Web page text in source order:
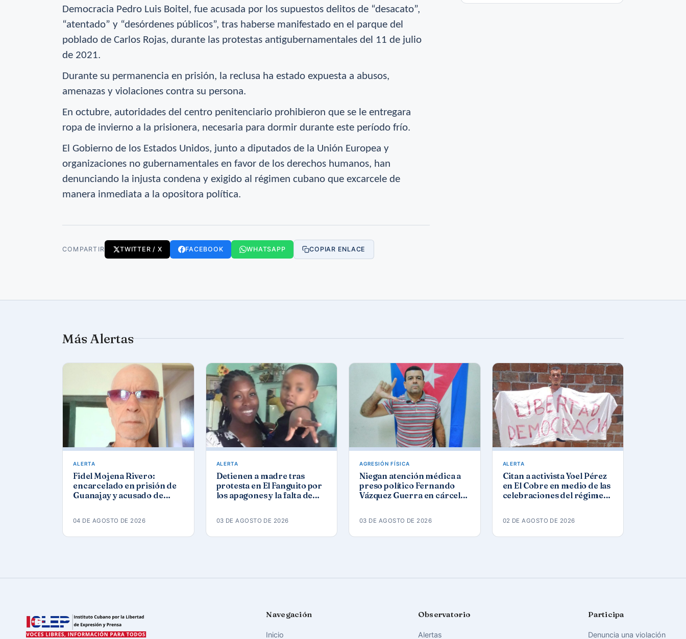
Democracia Pedro Luis Boitel, fue acusada por los supuestos delitos de “desacato”,
“atentado” y “desórdenes públicos”, tras haberse manifestado en el parque del
poblado de Carlos Rojas, durante las protestas antigubernamentales del 11 de julio
de 2021.
Durante su permanencia en prisión, la reclusa ha estado expuesta a abusos,
amenazas y violaciones contra su persona.
En octubre, autoridades del centro penitenciario prohibieron que se le entregara
ropa de invierno a la prisionera, necesaria para dormir durante este período frío.
El Gobierno de los Estados Unidos, junto a diputados de la Unión Europea y
organizaciones no gubernamentales en favor de los derechos humanos, han
denunciando la injusta condena y exigido al régimen cubano que excarcele de
manera inmediata a la opositora política.
COMPARTIR TWITTER / X FACEBOOK WHATSAPP COPIAR ENLACE
Más Alertas
ALERTA
Fidel Mojena Rivero:
encarcelado en prisión de
Guanajay y acusado de
04 DE AGOSTO DE 2026
ALERTA
Detienen a madre tras
protesta en El Fanguito por
los apagones y la falta de
03 DE AGOSTO DE 2026
AGRESIÓN FÍSICA
Niegan atención médica a
preso político Fernando
Vázquez Guerra en cárcel
03 DE AGOSTO DE 2026
ALERTA
Citan a activista Yoel Pérez
en El Cobre en medio de las
celebraciones del régimen
02 DE AGOSTO DE 2026
Navegación
Inicio
Observatorio
Alertas
Participa
Denuncia una violación